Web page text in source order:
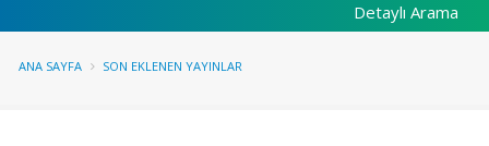
Detaylı Arama
ANA SAYFA SON EKLENEN YAYINLAR